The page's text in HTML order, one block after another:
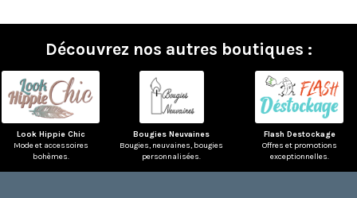
Découvrez nos autres boutiques :
Look Hippie Chic
Mode et accessoires
bohèmes.
Bougies Neuvaines
Bougies, neuvaines, bougies
personnalisées.
Flash Destockage
Offres et promotions
exceptionnelles.